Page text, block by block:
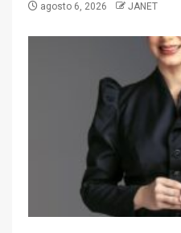
agosto 6, 2026 JANET